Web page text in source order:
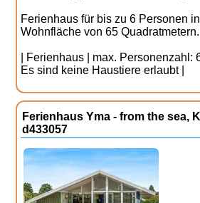
Ferienhaus für bis zu 6 Personen
Wohnfläche von 65 Quadratmetern.
| Ferienhaus | max. Personenzahl:
Es sind keine Haustiere erlaubt |
Ferienhaus Yma - from the sea,
d433057